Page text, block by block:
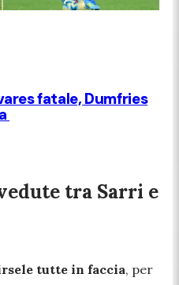
fatale, Dumfries
tra Sarri e
tutte in faccia, per